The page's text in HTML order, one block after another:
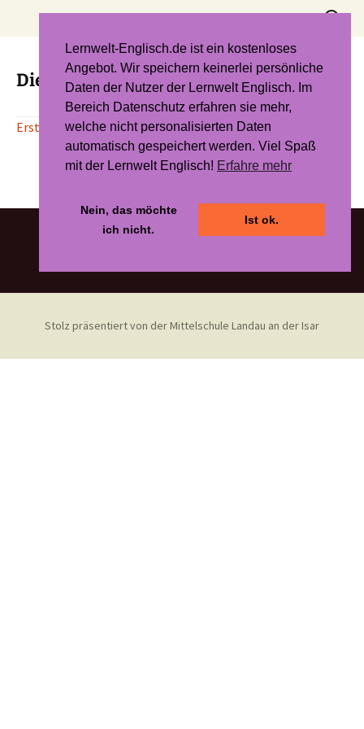
Suchen
Die Alkane
Erstellt mit der revolutionären KI von to_teach!!
Stolz präsentiert von der Mittelschule Landau an der Isar
Lernwelt-Englisch.de ist ein kostenloses
Angebot. Wir speichern keinerlei persönliche
Daten der Nutzer der Lernwelt Englisch. Im
Bereich Datenschutz erfahren sie mehr,
welche nicht personalisierten Daten
automatisch gespeichert werden. Viel Spaß
mit der Lernwelt Englisch! Erfahre mehr
Nein, das möchte
ich nicht.
Ist ok.